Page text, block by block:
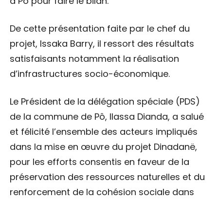
De cette présentation faite par le chef du
projet, Issaka Barry, il ressort des résultats
satisfaisants notamment la réalisation
d’infrastructures socio-économique.
Le Président de la délégation spéciale (PDS)
de la commune de Pô, Ilassa Dianda, a salué
et félicité l’ensemble des acteurs impliqués
dans la mise en œuvre du projet Dinadanë,
pour les efforts consentis en faveur de la
préservation des ressources naturelles et du
renforcement de la cohésion sociale dans